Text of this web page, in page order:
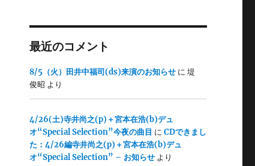
最近のコメント
8/5（火）田井中福司(ds)来演のお知らせに 堤
俊昭 より
4/26(土)寺井尚之(p)＋宮本在浩(b)デュ
オ“Special Selection”今夜の曲目 に CDできまし
た：4/26編寺井尚之(p)＋宮本在浩(b)デュ
オ“Special Selection” – お知らせより